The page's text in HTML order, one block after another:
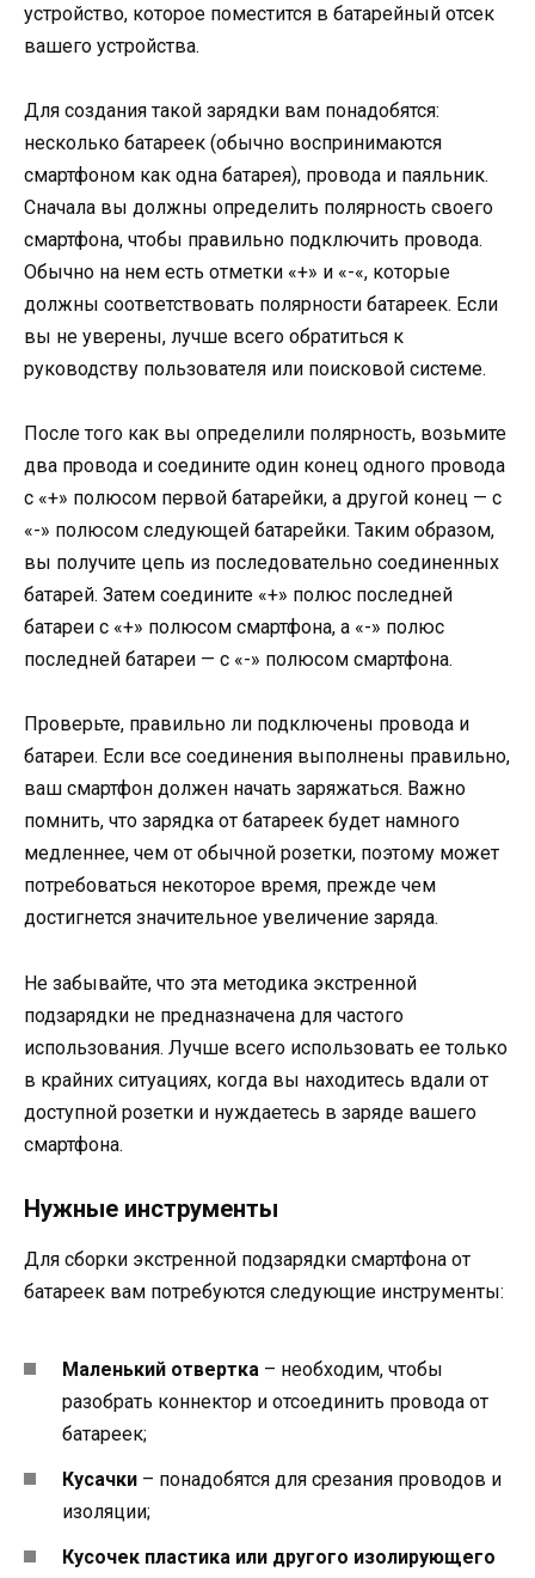
устройство, которое поместится в батарейный отсек
вашего устройства.
Для создания такой зарядки вам понадобятся:
несколько батареек (обычно воспринимаются
смартфоном как одна батарея), провода и паяльник.
Сначала вы должны определить полярность своего
смартфона, чтобы правильно подключить провода.
Обычно на нем есть отметки «+» и «-«, которые
должны соответствовать полярности батареек. Если
вы не уверены, лучше всего обратиться к
руководству пользователя или поисковой системе.
После того как вы определили полярность, возьмите
два провода и соедините один конец одного провода
с «+» полюсом первой батарейки, а другой конец — с
«-» полюсом следующей батарейки. Таким образом,
вы получите цепь из последовательно соединенных
батарей. Затем соедините «+» полюс последней
батареи с «+» полюсом смартфона, а «-» полюс
последней батареи — с «-» полюсом смартфона.
Проверьте, правильно ли подключены провода и
батареи. Если все соединения выполнены правильно,
ваш смартфон должен начать заряжаться. Важно
помнить, что зарядка от батареек будет намного
медленнее, чем от обычной розетки, поэтому может
потребоваться некоторое время, прежде чем
достигнется значительное увеличение заряда.
Не забывайте, что эта методика экстренной
подзарядки не предназначена для частого
использования. Лучше всего использовать ее только
в крайних ситуациях, когда вы находитесь вдали от
доступной розетки и нуждаетесь в заряде вашего
смартфона.
Нужные инструменты
Для сборки экстренной подзарядки смартфона от
батареек вам потребуются следующие инструменты:
Маленький отвертка – необходим, чтобы
разобрать коннектор и отсоединить провода от
батареек;
Кусачки – понадобятся для срезания проводов и
изоляции;
Кусочек пластика или другого изолирующего